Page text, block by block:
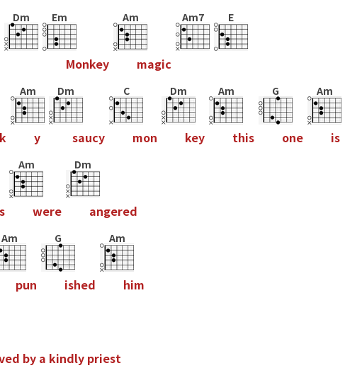
Dm Em
Monkey
Am
magic
Am7 E
k
Am
y
Dm
saucy
C
mon
Dm
key
Am
this
G
one
Am
is
s
Am
were
Dm
angered
Am
pun
G
ished
Am
him
ed by a kindly priest